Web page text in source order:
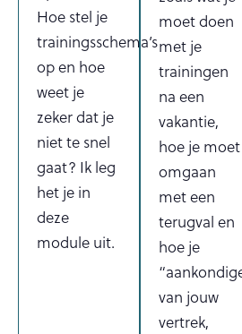
Hoe stel je
trainingsschema’s
op en hoe
weet je
zeker dat je
niet te snel
gaat? Ik leg
het je in
deze
module uit.
moet doen
met je
trainingen
na een
vakantie,
hoe je moet
omgaan
met een
terugval en
hoe je
van jouw
vertrek,